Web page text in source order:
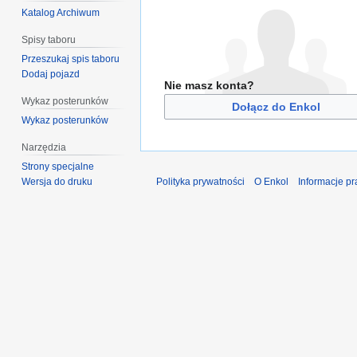
Nie masz konta?
Dołącz do Enkol
Katalog Archiwum
Spisy taboru
Przeszukaj spis taboru
Dodaj pojazd
Wykaz posterunków
Wykaz posterunków
Narzędzia
Strony specjalne
Wersja do druku
Polityka prywatności O Enkol Informacje